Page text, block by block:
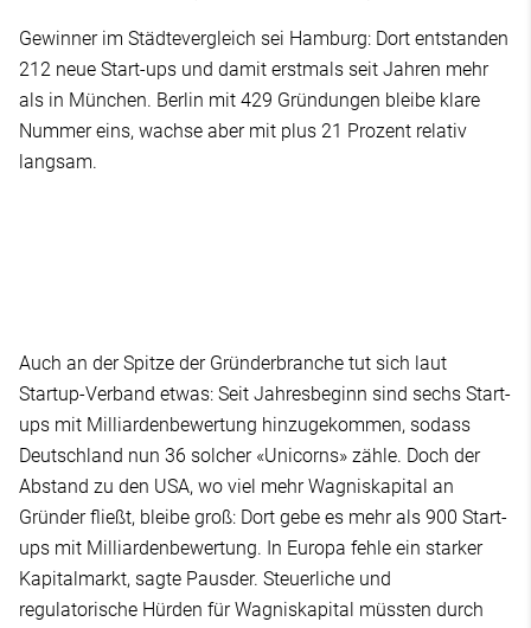
Gewinner im Städtevergleich sei Hamburg: Dort entstanden
212 neue Start-ups und damit erstmals seit Jahren mehr
als in München. Berlin mit 429 Gründungen bleibe klare
Nummer eins, wachse aber mit plus 21 Prozent relativ
langsam.
Auch an der Spitze der Gründerbranche tut sich laut
Startup-Verband etwas: Seit Jahresbeginn sind sechs Start-
ups mit Milliardenbewertung hinzugekommen, sodass
Deutschland nun 36 solcher «Unicorns» zähle. Doch der
Abstand zu den USA, wo viel mehr Wagniskapital an
Gründer fließt, bleibe groß: Dort gebe es mehr als 900 Start-
ups mit Milliardenbewertung. In Europa fehle ein starker
Kapitalmarkt, sagte Pausder. Steuerliche und
regulatorische Hürden für Wagniskapital müssten durch